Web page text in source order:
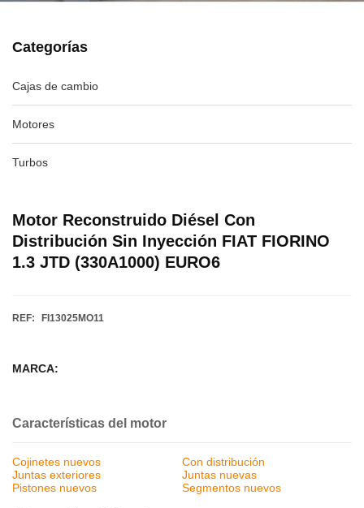
Categorías
Cajas de cambio
Motores
Turbos
Motor Reconstruido Diésel Con
Distribución Sin Inyección FIAT FIORINO
1.3 JTD (330A1000) EURO6
REF: FI13025MO11
MARCA:
Características del motor
Cojinetes nuevos
Con distribución
Juntas exteriores
Juntas nuevas
Pistones nuevos
Segmentos nuevos